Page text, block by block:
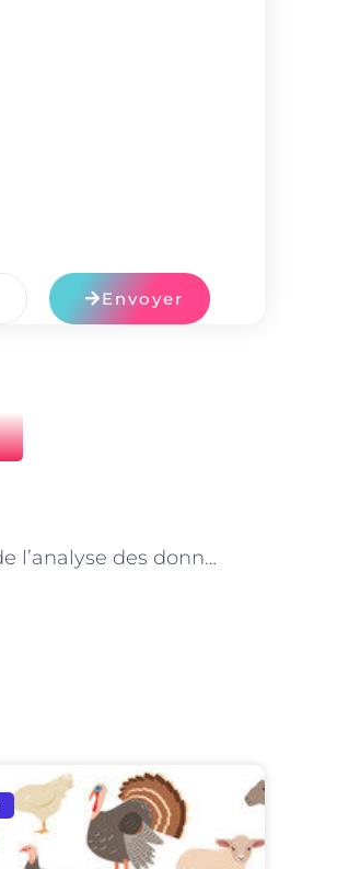
Envoyer
L’importance de l’analyse des données en e-commerce à Paris : perspectives du consultant